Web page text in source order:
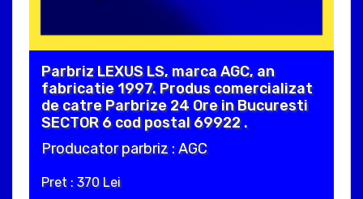
Parbriz LEXUS LS, marca AGC, an
fabricatie 1997. Produs comercializat
de catre Parbrize 24 Ore in Bucuresti
SECTOR 6 cod postal 69922 .
Producator parbriz : AGC
Pret : 370 Lei